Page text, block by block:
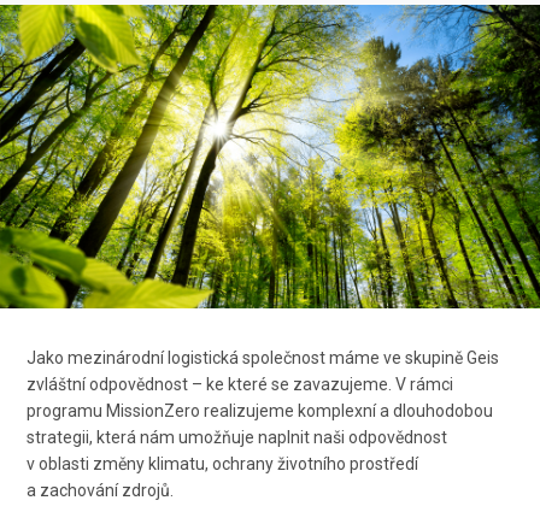
Jako mezinárodní logistická společnost máme ve skupině Geis
zvláštní odpovědnost – ke které se zavazujeme. V rámci
programu MissionZero realizujeme komplexní a dlouhodobou
strategii, která nám umožňuje naplnit naši odpovědnost
v oblasti změny klimatu, ochrany životního prostředí
a zachování zdrojů.